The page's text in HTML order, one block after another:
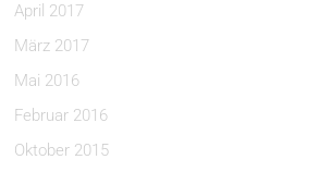
April 2017
März 2017
Mai 2016
Februar 2016
Oktober 2015